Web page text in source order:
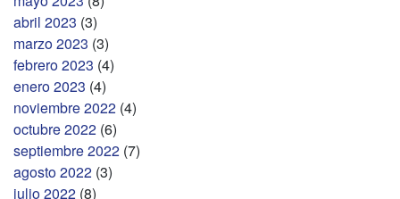
abril 2023 (3)
marzo 2023 (3)
febrero 2023 (4)
enero 2023 (4)
noviembre 2022 (4)
octubre 2022 (6)
septiembre 2022 (7)
agosto 2022 (3)
julio 2022 (8)